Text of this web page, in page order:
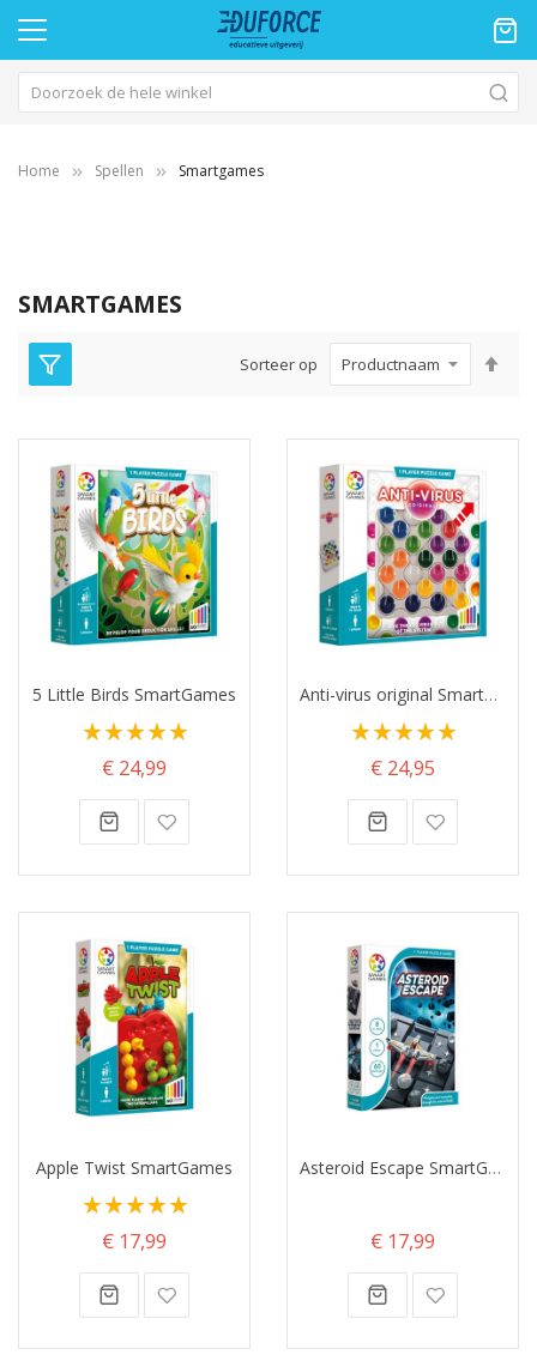
Home Spellen Smartgames
SMARTGAMES
Sorteer op
5 Little Birds SmartGames
Waardering:
100%€ 24,99
Anti-virus original SmartGames
Waardering:
100%€ 24,95
Apple Twist SmartGames
Waardering:
100%€ 17,99
Asteroid Escape SmartGames
€ 17,99